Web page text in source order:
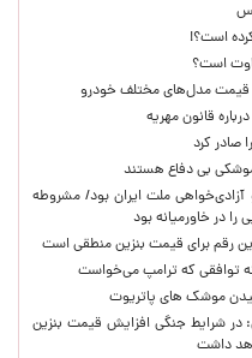
است؟
قانون مهریه
صادر کرد
بی دفاع هستند
ملت ایران بود/ مشروطه
را در خاورمیانه بود
رقم برای قیمت بنزین منطقی است
توافقی که ترامپ می‌خواست
موشک های پاتریوت
در شرایط جنگی افزایش قیمت بنزین
داشت